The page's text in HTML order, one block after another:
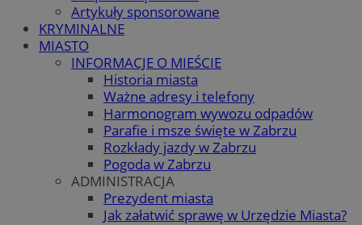
Artykuły sponsorowane
KRYMINALNE
MIASTO
INFORMACJE O MIEŚCIE
Historia miasta
Ważne adresy i telefony
Harmonogram wywozu odpadów
Parafie i msze święte w Zabrzu
Rozkłady jazdy w Zabrzu
Pogoda w Zabrzu
ADMINISTRACJA
Prezydent miasta
Jak załatwić sprawę w Urzędzie Miasta?